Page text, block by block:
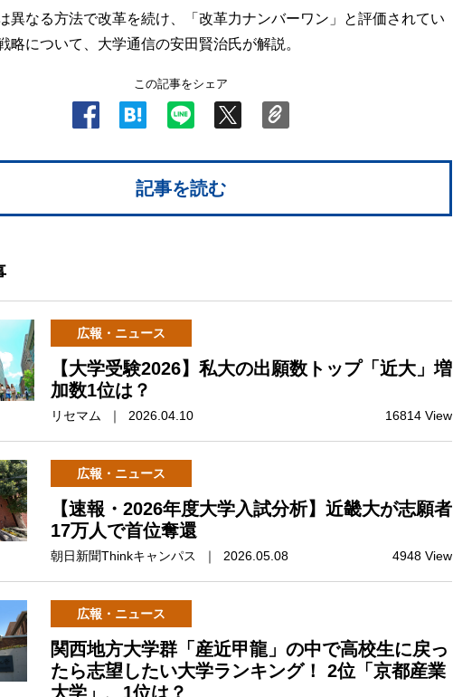
異なる方法で改革を続け、「改革力ナンバーワン」と評価されてい
略について、大学通信の安田賢治氏が解説。
この記事をシェア
記事を読む
広報・ニュース
【大学受験2026】私大の出願数トップ「近大」増
加数1位は？
リセマム ｜ 2026.04.10 16814 View
広報・ニュース
【速報・2026年度大学入試分析】近畿大が志願者
17万人で首位奪還
朝日新聞Thinkキャンパス ｜ 2026.05.08 4948 View
広報・ニュース
関西地方大学群「産近甲龍」の中で高校生に戻っ
たら志望したい大学ランキング！ 2位「京都産業
大学」、1位は？